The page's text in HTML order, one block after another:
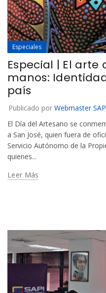
Especiales
Especial | El
manos:
país
Publicado por Webmaster
El Día del Artesano se
a San José, quien fuera de
Servicio Autónomo de la
quienes...
Leer Más